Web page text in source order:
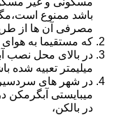
باشد ممنوع
مصرفی آن ها از
که مستقیما به هوای
میلیمتر تعبیه شده
در شهر های
میبایستی
در بالکن،